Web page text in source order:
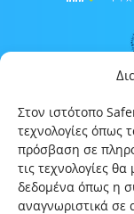
Στον ιστότοπο
τεχνολογίες όπως
πρόσβαση σε
τις τεχνολογίες
δεδομένα όπως η
αναγνωριστικά σε